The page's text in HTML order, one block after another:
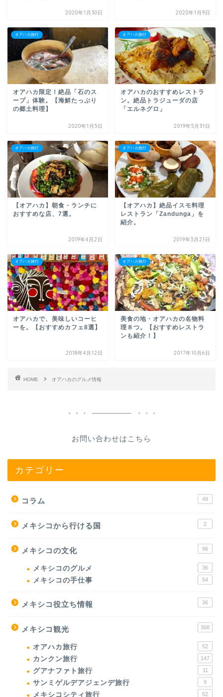
2020年1月30日 2020年1月9日
オアハカ旅行
オアハカ限定！絶品「石のス
ープ」体験。【海鮮たっぷり
の郷土料理】
2020年1月5日
オアハカ旅行
オアハカのおすすめレストラ
ン。絶品トラジューダの店
「エルネグロ」
2019年5月31日
オアハカ旅行
【オアハカ】朝食・ランチに
おすすめな店、7選。
2019年4月2日
オアハカ旅行
【オアハカ】絶品イスモ料理
レストラン「Zandunga」を
紹介。
2019年3月21日
オアハカ旅行
オアハカで、美味しいコーヒ
ーを。【おすすめカフェ8選】
2018年4月12日
オアハカ旅行
美食の地・オアハカの名物料
理８つ。【おすすめレストラ
ンも紹介！】
2017年10月6日
HOME オアハカのグルメ情報
お問い合わせはこちら
カテゴリー
コラム 49
メキシコから行ける国 2
メキシコの文化 96
メキシコのグルメ 36
メキシコの手仕事 54
メキシコ役立ち情報 36
メキシコ観光 308
オアハカ旅行 52
カンクン旅行 147
グアナファト旅行 11
サンミゲルデアジェンデ旅行 9
メキシコシティ旅行 62